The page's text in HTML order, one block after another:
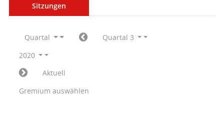
Sitzungen
Quartal
Quartal 3
2020
Aktuell
Gremium auswählen